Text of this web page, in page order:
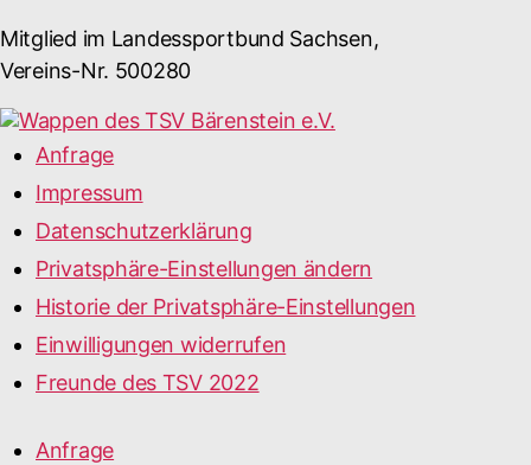
Mitglied im Landessportbund Sachsen,
Vereins-Nr. 500280
Anfrage
Impressum
Datenschutzerklärung
Privatsphäre-Einstellungen ändern
Historie der Privatsphäre-Einstellungen
Einwilligungen widerrufen
Freunde des TSV 2022
Anfrage